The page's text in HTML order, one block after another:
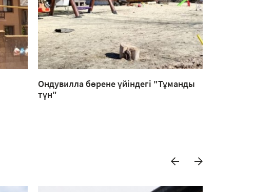
Ондувилла бөрене үйіндегі "Тұманды
түн"